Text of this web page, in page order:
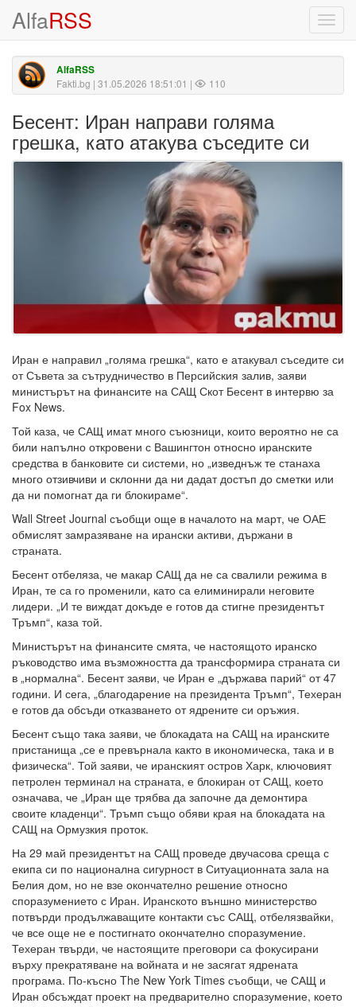
AlfaRSS
AlfaRSS
Fakti.bg | 31.05.2026 18:51:01 | 110
Бесент: Иран направи голяма
грешка, като атакува съседите си
Иран е направил „голяма грешка“, като е атакувал съседите си
от Съвета за сътрудничество в Персийския залив, заяви
министърът на финансите на САЩ Скот Бесент в интервю за
Fox News.
Той каза, че САЩ имат много съюзници, които вероятно не са
били напълно откровени с Вашингтон относно иранските
средства в банковите си системи, но „изведнъж те станаха
много отзивчиви и склонни да ни дадат достъп до сметки или
да ни помогнат да ги блокираме“.
Wall Street Journal съобщи още в началото на март, че ОАЕ
обмислят замразяване на ирански активи, държани в
страната.
Бесент отбеляза, че макар САЩ да не са свалили режима в
Иран, те са го променили, като са елиминирали неговите
лидери. „И те виждат докъде е готов да стигне президентът
Тръмп“, каза той.
Министърът на финансите смята, че настоящото иранско
ръководство има възможността да трансформира страната си
в „нормална“. Бесент заяви, че Иран е „държава парий“ от 47
години. И сега, „благодарение на президента Тръмп“, Техеран
е готов да обсъди отказването от ядрените си оръжия.
Бесент също така заяви, че блокадата на САЩ на иранските
пристанища „се е превърнала както в икономическа, така и в
физическа“. Той заяви, че иранският остров Харк, ключовият
петролен терминал на страната, е блокиран от САЩ, което
означава, че „Иран ще трябва да започне да демонтира
своите кладенци“. Тръмп също обяви края на блокадата на
САЩ на Ормузкия проток.
На 29 май президентът на САЩ проведе двучасова среща с
екипа си по национална сигурност в Ситуационната зала на
Белия дом, но не взе окончателно решение относно
споразумението с Иран. Иранското външно министерство
потвърди продължаващите контакти със САЩ, отбелязвайки,
че все още не е постигнато окончателно споразумение.
Техеран твърди, че настоящите преговори са фокусирани
върху прекратяване на войната и не засягат ядрената
програма. По-късно The New York Times съобщи, че САЩ и
Иран обсъждат проект на предварително споразумение, което